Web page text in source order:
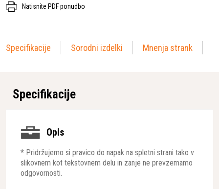
Natisnite PDF ponudbo
Specifikacije Sorodni izdelki Mnenja strank
Specifikacije
Opis
* Pridržujemo si pravico do napak na spletni strani tako v
slikovnem kot tekstovnem delu in zanje ne prevzemamo
odgovornosti.